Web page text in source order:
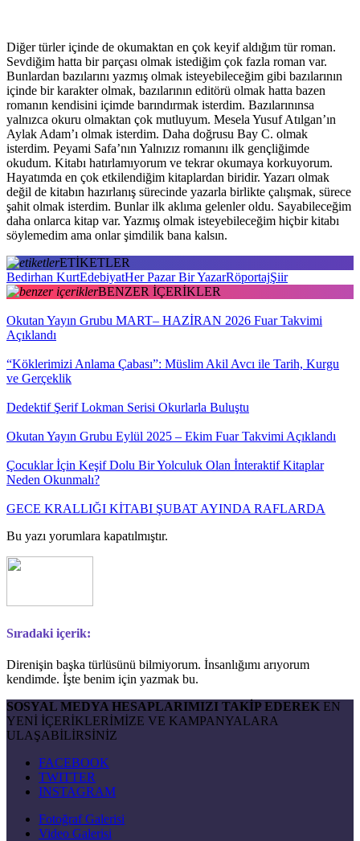
Diğer türler içinde de okumaktan en çok keyif aldığım tür roman.
Sevdiğim hatta bir parçası olmak istediğim çok fazla roman var.
Bunlardan bazılarını yazmış olmak isteyebileceğim gibi bazılarının
içinde bir karakter olmak, bazılarının editörü olmak hatta bazen
romanın kendisini içimde barındırmak isterdim. Bazılarınınsa
yalnızca okuru olmaktan çok mutluyum. Mesela Yusuf Atılgan’ın
Aylak Adam’ı olmak isterdim. Daha doğrusu Bay C. olmak
isterdim. Peyami Safa’nın Yalnızız romanını ilk gençliğimde
okudum. Kitabı hatırlamıyorum ve tekrar okumaya korkuyorum.
Hayatımda en çok etkilendiğim kitaplardan biridir. Yazarı olmak
değil de kitabın hazırlanış sürecinde yazarla birlikte çalışmak, sürece
şahit olmak isterdim. Bunlar ilk aklıma gelenler oldu. Sayabileceğim
daha onlarca kitap var. Yazmış olmak isteyebileceğim hiçbir kitabı
söylemedim ama onlar şimdilik bana kalsın.
ETİKETLER
Bedirhan KurtEdebiyatHer Pazar Bir YazarRöportajŞiir
BENZER İÇERİKLER
Okutan Yayın Grubu MART– HAZİRAN 2026 Fuar Takvimi
Açıklandı
“Köklerimizi Anlama Çabası”: Müslim Akil Avcı ile Tarih, Kurgu
ve Gerçeklik
Dedektif Şerif Lokman Serisi Okurlarla Buluştu
Okutan Yayın Grubu Eylül 2025 – Ekim Fuar Takvimi Açıklandı
Çocuklar İçin Keşif Dolu Bir Yolculuk Olan İnteraktif Kitaplar
Neden Okunmalı?
GECE KRALLIĞI KİTABI ŞUBAT AYINDA RAFLARDA
Bu yazı yorumlara kapatılmıştır.
Sıradaki içerik:
Direnişin başka türlüsünü bilmiyorum. İnsanlığımı arıyorum
kendimde. İşte benim için yazmak bu.
SOSYAL MEDYA HESAPLARIMIZI TAKİP EDEREK EN
YENİ İÇERİKLERİMİZE VE KAMPANYALARA
ULAŞABİLİRSİNİZ
FACEBOOK
TWITTER
INSTAGRAM
Fotoğraf Galerisi
Video Galerisi